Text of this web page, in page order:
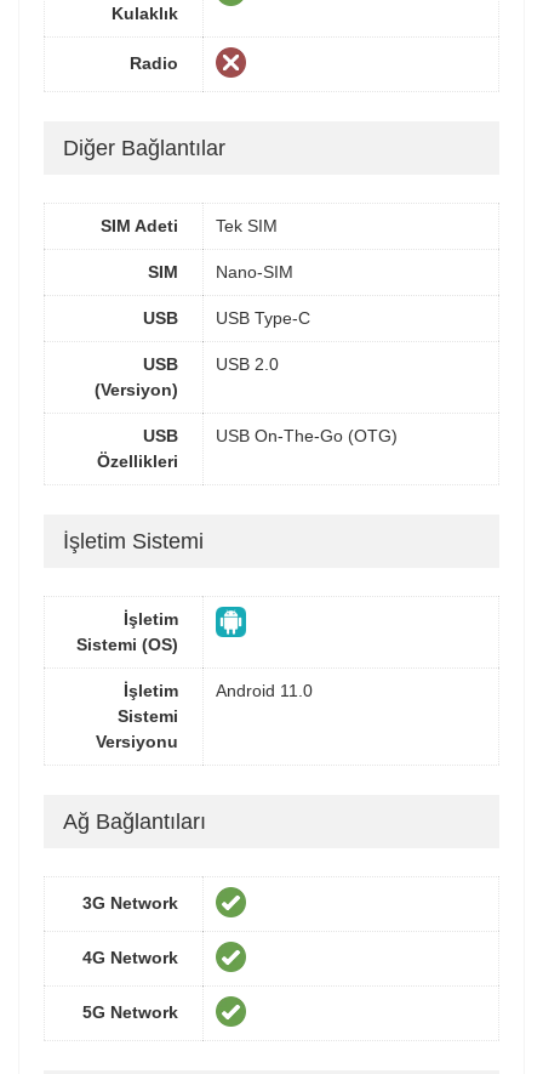
Kulaklık
Radio
Diğer Bağlantılar
SIM Adeti Tek SIM
SIM Nano-SIM
USB USB Type-C
USB
(Versiyon)
USB 2.0
USB
Özellikleri
USB On-The-Go (OTG)
İşletim Sistemi
İşletim
Sistemi (OS)
İşletim
Sistemi
Versiyonu
Android 11.0
Ağ Bağlantıları
3G Network
4G Network
5G Network